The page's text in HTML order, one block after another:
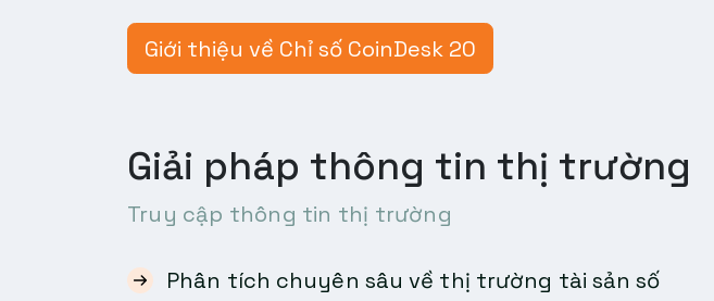
Giới thiệu về Chỉ số CoinDesk 20
Giải pháp thông tin thị trường
Truy cập thông tin thị trường
Phân tích chuyên sâu về thị trường tài sản số